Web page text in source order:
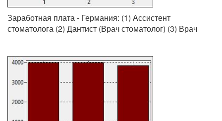
Заработная плата - Германия: (1) Ассистент
стоматолога (2) Дантист (Врач стоматолог) (3) Врач